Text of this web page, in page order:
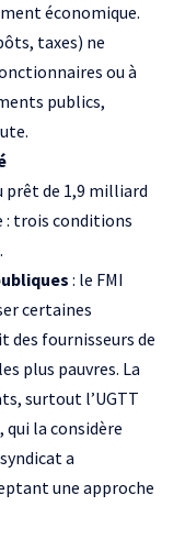
économique.
taxes) ne
ou à
publics,
prêt de 1,9 milliard
: trois conditions
: le FMI
certaines
des fournisseurs de
plus pauvres. La
surtout l’UGTT
la considère
a
une approche